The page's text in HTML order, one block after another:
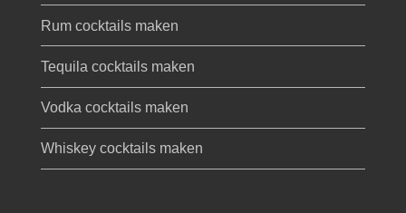
Rum cocktails maken
Tequila cocktails maken
Vodka cocktails maken
Whiskey cocktails maken